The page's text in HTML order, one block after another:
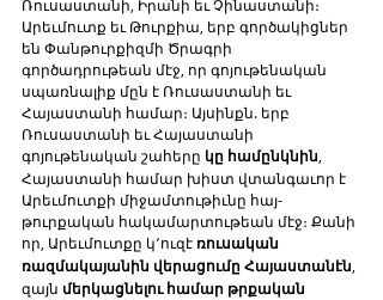
Ռուսաստանի, Իրանի եւ Չինաստանի։
Արեւմուտք եւ Թուրքիա, երբ գործակիցներ
են Փանթուրքիզմի Ծրագրի
գործադրութեան մէջ, որ գոյութենական
սպառնալիք մըն է Ռուսաստանի եւ
Հայաստանի համար։ Այսինքն. երբ
Ռուսաստանի եւ Հայաստանի
գոյութենական շահերը կը համընկնին
Հայաստանի համար խիստ վտանգաւոր է
Արեւմուտքի միջամտութիւնը հայ-
թուրքական հակամարտութեան մէջ։ Քանի
որ, Արեւմուտքը կ՚ուզէ ռուսական
ռազմակայանին վերացումը Հայաստանէն
զայն մերկացնելու համար թրքական